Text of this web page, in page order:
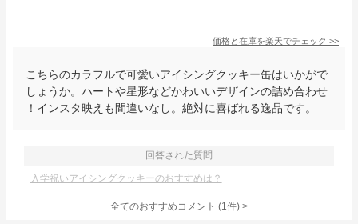
価格と在庫を楽天でチェック >>
こちらのカラフルで可愛いアイシングクッキー缶はいかがで
しょうか。ハートや星形などかわいいデザインの詰め合わせ
！インスタ映えも間違いなし。絶対に喜ばれる逸品です。
回答された質問
入学祝いアイシングクッキーのおすすめは？
全てのおすすめコメント (1件) >